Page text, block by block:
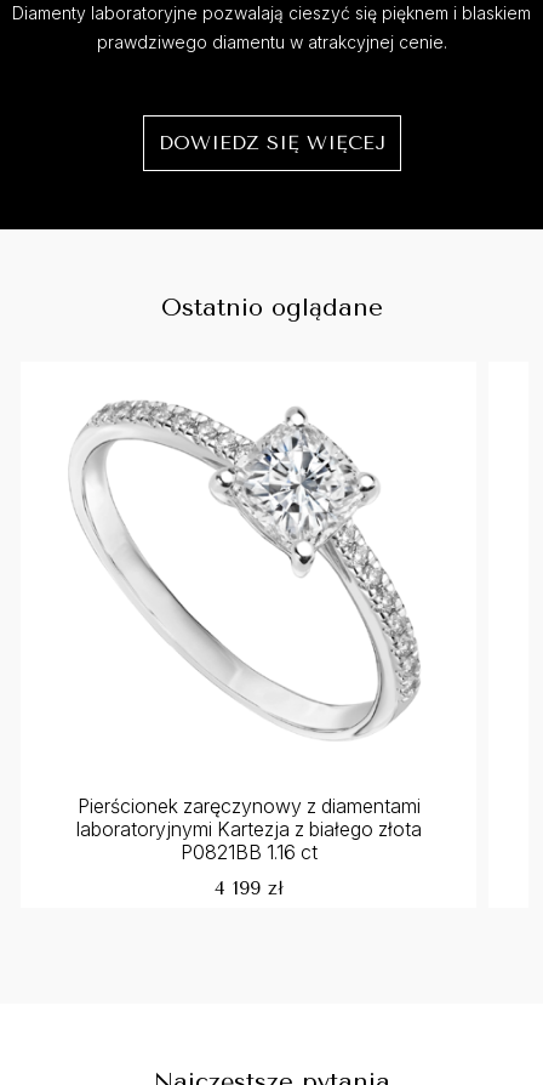
Diamenty laboratoryjne pozwalają cieszyć się pięknem i blaskiem
prawdziwego diamentu w atrakcyjnej cenie.
DOWIEDZ SIĘ WIĘCEJ
Ostatnio oglądane
Pierścionek zaręczynowy z diamentami
laboratoryjnymi Kartezja z białego złota
P0821BB 1.16 ct
4 199 zł